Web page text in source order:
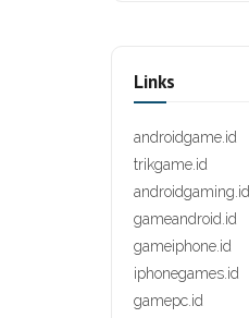
Links
androidgame.id
trikgame.id
androidgaming.id
gameandroid.id
gameiphone.id
iphonegames.id
gamepc.id